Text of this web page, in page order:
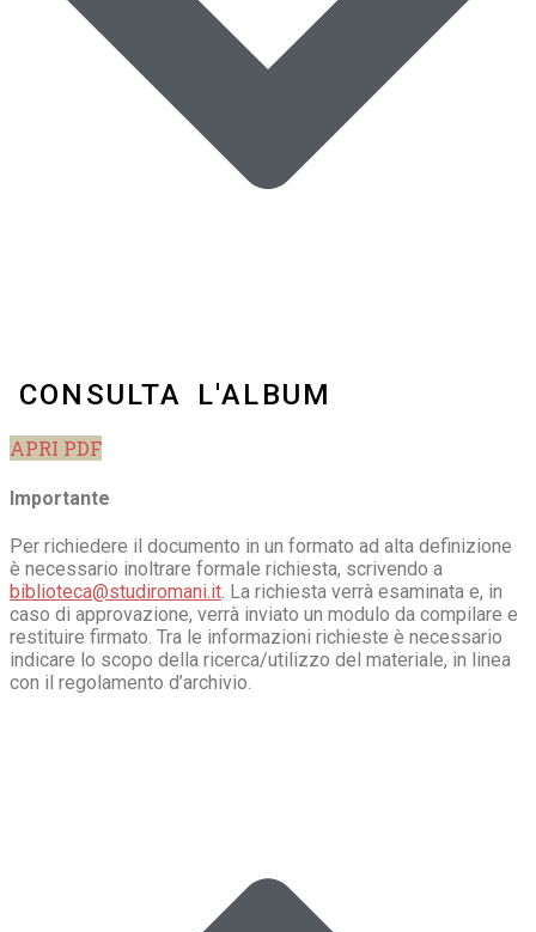
CONSULTA L'ALBUM
APRI PDF
Importante
Per richiedere il documento in un formato ad alta definizione
è necessario inoltrare formale richiesta, scrivendo a
biblioteca@studiromani.it. La richiesta verrà esaminata e, in
caso di approvazione, verrà inviato un modulo da compilare e
restituire firmato. Tra le informazioni richieste è necessario
indicare lo scopo della ricerca/utilizzo del materiale, in linea
con il regolamento d’archivio.